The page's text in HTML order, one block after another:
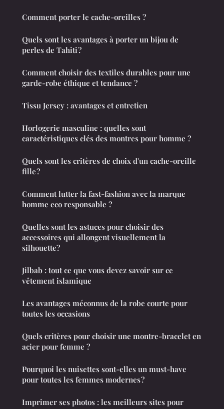
Comment porter le cache-oreilles ?
Quels sont les avantages à porter un bijou de
perles de Tahiti ?
Comment choisir des textiles durables pour une
garde-robe éthique et tendance ?
Tissu Jersey : avantages et entretien
Horlogerie masculine : quelles sont
caractéristiques clés des montres pour homme ?
Quels sont les critères de choix d'un cache-oreille
fille ?
Comment lutter la fast-fashion avec la marque
homme eco responsable ?
Quelles sont les astuces pour choisir des
accessoires qui allongent visuellement la
silhouette?
Jilbab : tout ce que vous devez savoir sur ce
vêtement islamique
Les avantages méconnus de la robe courte pour
toutes les occasions
Quels critères pour choisir une montre-bracelet en
acier pour femme ?
Pourquoi les nuisettes sont-elles un must-have
pour toutes les femmes modernes ?
Imprimer ses photos : les meilleurs sites pour